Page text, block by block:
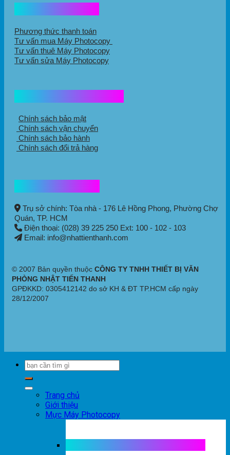
Phương thức thanh toán
Tư vấn mua Máy Photocopy
Tư vấn thuê Máy Photocopy
Tư vấn sửa Máy Photocopy
Chính sách bảo mật
Chính sách vận chuyển
Chính sách bảo hành
Chính sách đổi trả hàng
Trụ sở chính: Tòa nhà - 176 Lê Hồng Phong, Phường Chợ
Quán, TP. HCM
Điện thoại: (028) 39 225 250 Ext: 100 - 102 - 103
Email: info@nhattienthanh.com
© 2007 Bản quyền thuộc CÔNG TY TNHH THIẾT BỊ VĂN
PHÒNG NHẬT TIẾN THANH
GPĐKKD: 0305412142 do sở KH & ĐT TP.HCM cấp ngày
28/12/2007
Trang chủ
Giới thiệu
Mực Máy Photocopy